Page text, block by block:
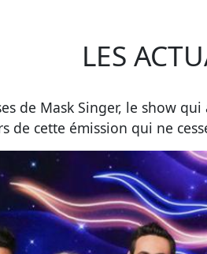
LES
de Mask Singer, le show
de cette émission qui ne